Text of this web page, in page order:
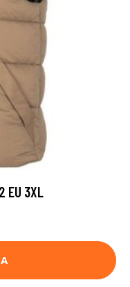
EU 3XL